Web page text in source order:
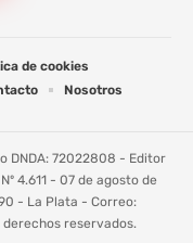
de cookies
Nosotros
DNDA: 72022808 - Editor
4.611 - 07 de agosto de
- La Plata - Correo:
derechos reservados.